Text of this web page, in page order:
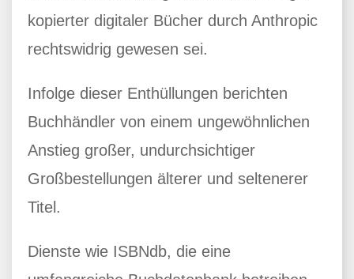
kopierter digitaler Bücher durch Anthropic
rechtswidrig gewesen sei.
Infolge dieser Enthüllungen berichten
Buchhändler von einem ungewöhnlichen
Anstieg großer, undurchsichtiger
Großbestellungen älterer und seltenerer
Titel.
Dienste wie ISBNdb, die eine